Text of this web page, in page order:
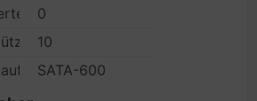
Peripheriegeräte/Module
0
Peripheriegeräte/Module
10
SATA-600